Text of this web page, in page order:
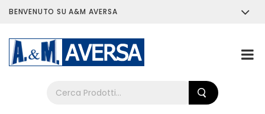
BENVENUTO SU A&M AVERSA